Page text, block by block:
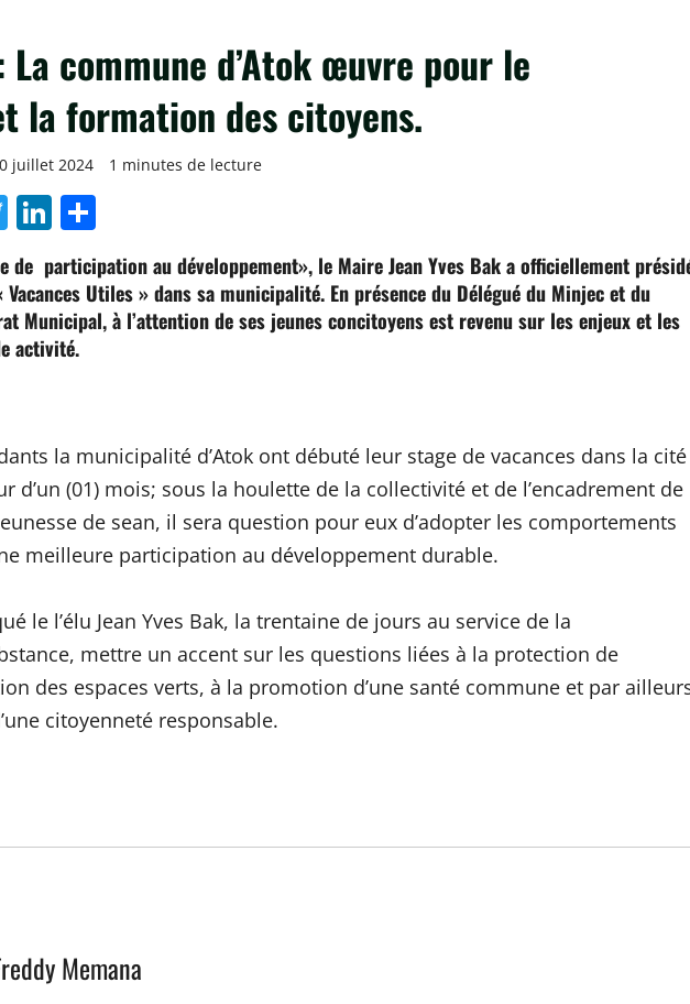
commune d’Atok œuvre pour le
la formation des citoyens.
juillet 2024 1 minutes de lecture
TwitterLinkedIn
de participation au développement», le Maire Jean Yves Bak a officiellement
Utiles » dans sa municipalité. En présence du Délégué du Minjec et du
Municipal, à l’attention de ses jeunes concitoyens est revenu sur les enjeux et les
activité.
la municipalité d’Atok ont débuté leur stage de vacances dans la cité
d’un (01) mois; sous la houlette de la collectivité et de l’encadrement de
de sean, il sera question pour eux d’adopter les comportements
meilleure participation au développement durable.
le l’élu Jean Yves Bak, la trentaine de jours au service de la
mettre un accent sur les questions liées à la protection de
des espaces verts, à la promotion d’une santé commune et par
citoyenneté responsable.
Memana